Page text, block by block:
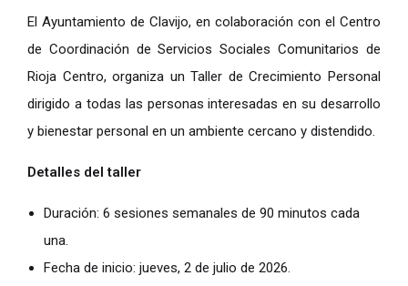
El Ayuntamiento de Clavijo, en colaboración con el Centro
de Coordinación de Servicios Sociales Comunitarios de
Rioja Centro, organiza un Taller de Crecimiento Personal
dirigido a todas las personas interesadas en su desarrollo
y bienestar personal en un ambiente cercano y distendido.
Detalles del taller
Duración: 6 sesiones semanales de 90 minutos cada
una.
Fecha de inicio: jueves, 2 de julio de 2026.